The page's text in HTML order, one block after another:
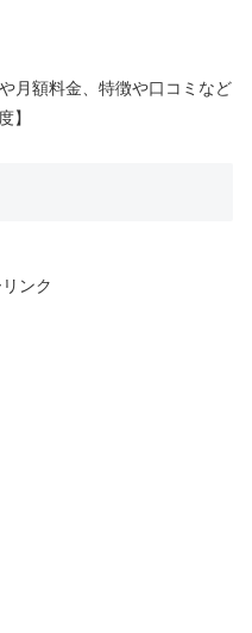
月額料金、特徴や口コミなど
】
ンク